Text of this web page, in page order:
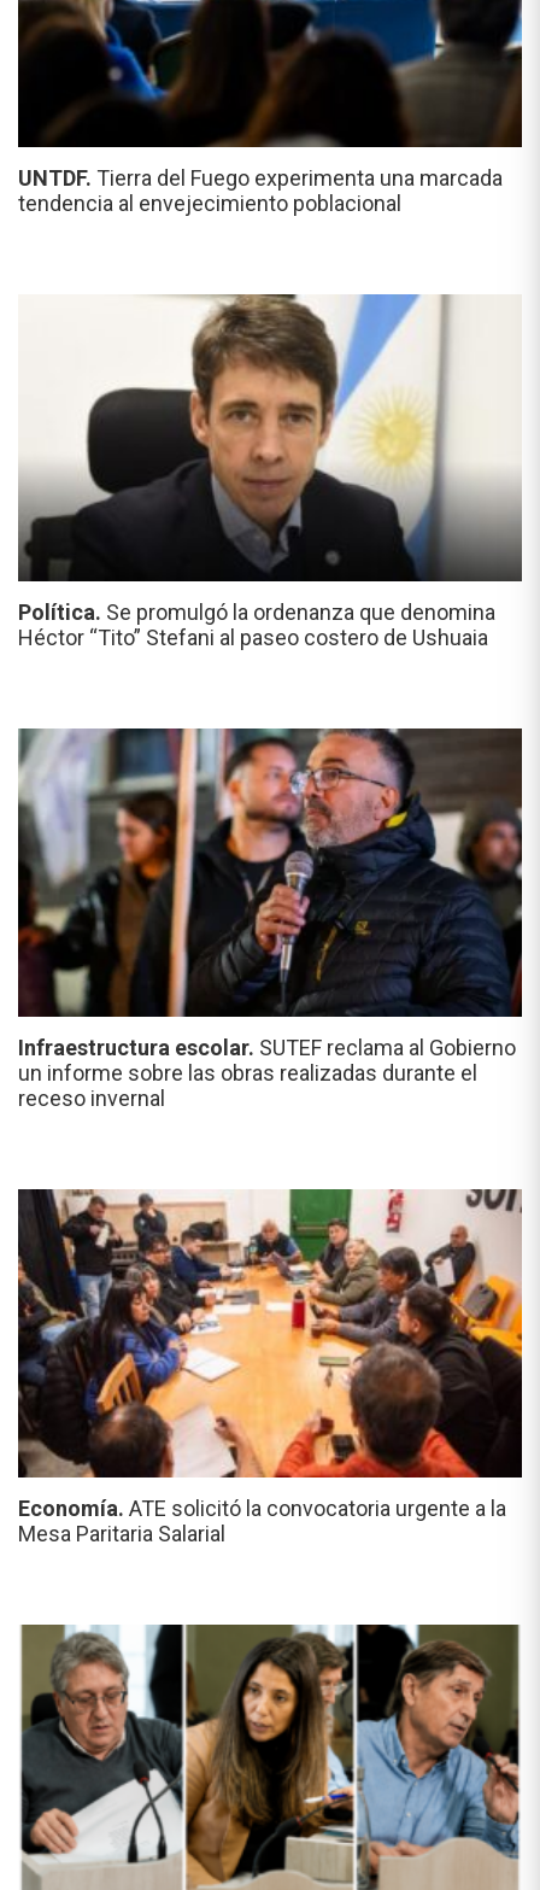
UNTDF. Tierra del Fuego experimenta una marcada
tendencia al envejecimiento poblacional
Política. Se promulgó la ordenanza que denomina
Héctor “Tito” Stefani al paseo costero de Ushuaia
Infraestructura escolar. SUTEF reclama al Gobierno
un informe sobre las obras realizadas durante el
receso invernal
Economía. ATE solicitó la convocatoria urgente a la
Mesa Paritaria Salarial